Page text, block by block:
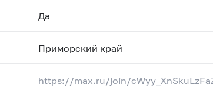
Да
Приморский край
https://max.ru/join/